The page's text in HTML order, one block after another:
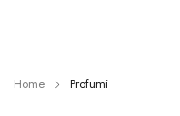
Home Profumi